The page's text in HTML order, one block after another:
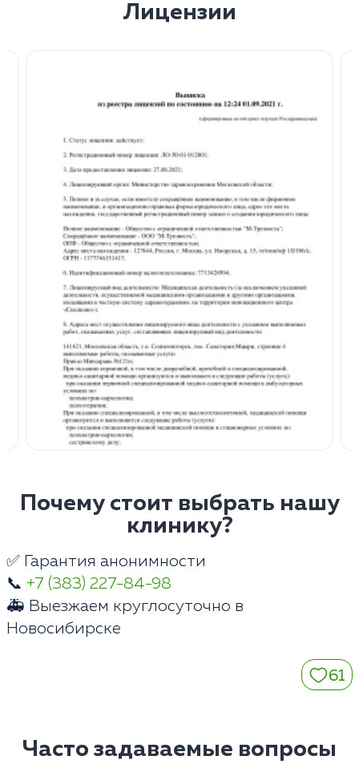
Лицензии
Почему стоит выбрать нашу
клинику?
✅ Гарантия анонимности
📞 +7 (383) 227-84-98
🚑 Выезжаем круглосуточно в
Новосибирске
61
Часто задаваемые вопросы